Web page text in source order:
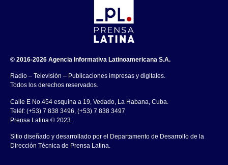
© 2016-2026 Agencia Informativa Latinoamericana S.A.
Radio – Televisión – Publicaciones impresas y digitales.
Todos los derechos reservados.
Calle E No.454 esquina a 19, Vedado, La Habana, Cuba.
Teléf: (+53) 7 838 3496, (+53) 7 838 3497
Prensa Latina © 2023 .
Sitio diseñado y desarrollado por el Departamento de Desarrollo de la
Dirección Técnica de Prensa Latina.